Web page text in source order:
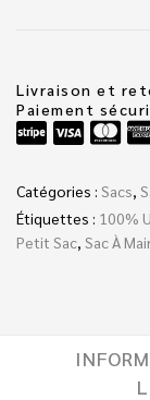
Livraison et
Paiement
Catégories : Sacs
Étiquettes : 100%
Petit Sac Sac À